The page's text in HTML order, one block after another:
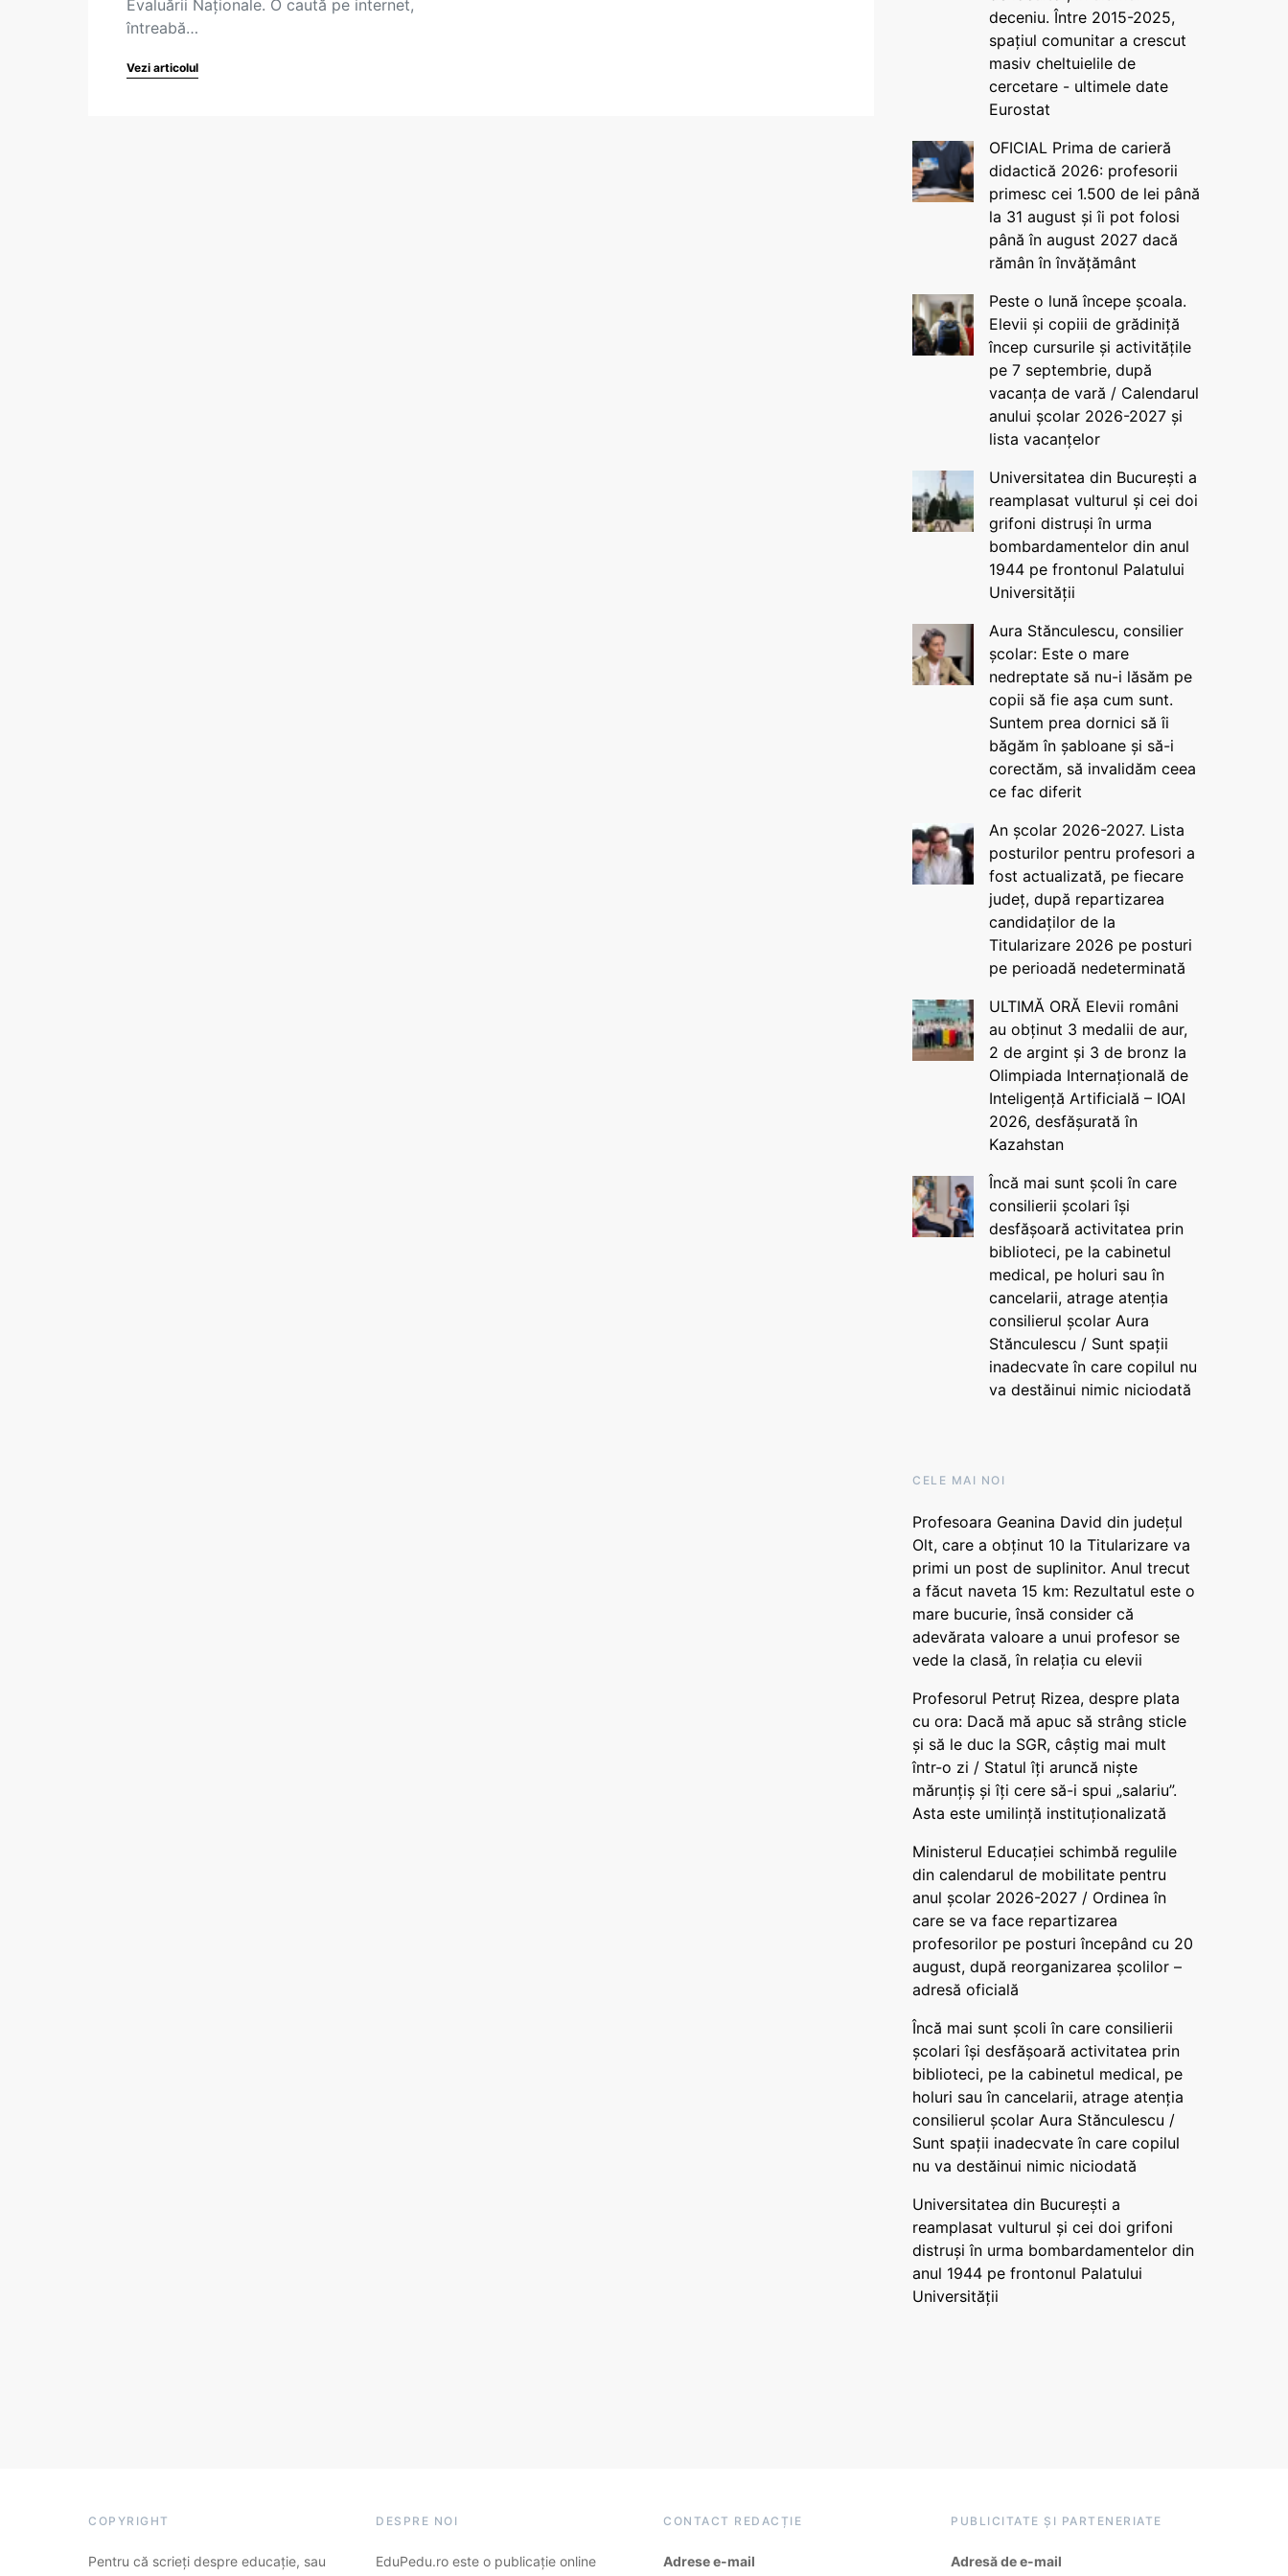
Evaluării Naționale. O caută pe internet,
întreabă…
Vezi articolul
deceniu. Între 2015-2025,
spațiul comunitar a crescut
masiv cheltuielile de
cercetare - ultimele date
Eurostat
OFICIAL Prima de carieră
didactică 2026: profesorii
primesc cei 1.500 de lei până
la 31 august și îi pot folosi
până în august 2027 dacă
rămân în învățământ
Peste o lună începe școala.
Elevii și copiii de grădiniță
încep cursurile și activitățile
pe 7 septembrie, după
vacanța de vară / Calendarul
anului școlar 2026-2027 și
lista vacanțelor
Universitatea din București a
reamplasat vulturul și cei doi
grifoni distruși în urma
bombardamentelor din anul
1944 pe frontonul Palatului
Universității
Aura Stănculescu, consilier
școlar: Este o mare
nedreptate să nu-i lăsăm pe
copii să fie așa cum sunt.
Suntem prea dornici să îi
băgăm în șabloane și să-i
corectăm, să invalidăm ceea
ce fac diferit
An școlar 2026-2027. Lista
posturilor pentru profesori a
fost actualizată, pe fiecare
județ, după repartizarea
candidaților de la
Titularizare 2026 pe posturi
pe perioadă nedeterminată
ULTIMĂ ORĂ Elevii români
au obținut 3 medalii de aur,
2 de argint și 3 de bronz la
Olimpiada Internațională de
Inteligență Artificială – IOAI
2026, desfășurată în
Kazahstan
Încă mai sunt școli în care
consilierii școlari își
desfășoară activitatea prin
biblioteci, pe la cabinetul
medical, pe holuri sau în
cancelarii, atrage atenția
consilierul școlar Aura
Stănculescu / Sunt spații
inadecvate în care copilul nu
va destăinui nimic niciodată
CELE MAI NOI
Profesoara Geanina David din județul
Olt, care a obținut 10 la Titularizare va
primi un post de suplinitor. Anul trecut
a făcut naveta 15 km: Rezultatul este o
mare bucurie, însă consider că
adevărata valoare a unui profesor se
vede la clasă, în relația cu elevii
Profesorul Petruț Rizea, despre plata
cu ora: Dacă mă apuc să strâng sticle
și să le duc la SGR, câștig mai mult
într-o zi / Statul îți aruncă niște
mărunțiș și îți cere să-i spui „salariu”.
Asta este umilință instituționalizată
Ministerul Educației schimbă regulile
din calendarul de mobilitate pentru
anul școlar 2026-2027 / Ordinea în
care se va face repartizarea
profesorilor pe posturi începând cu 20
august, după reorganizarea școlilor –
adresă oficială
Încă mai sunt școli în care consilierii
școlari își desfășoară activitatea prin
biblioteci, pe la cabinetul medical, pe
holuri sau în cancelarii, atrage atenția
consilierul școlar Aura Stănculescu /
Sunt spații inadecvate în care copilul
nu va destăinui nimic niciodată
Universitatea din București a
reamplasat vulturul și cei doi grifoni
distruși în urma bombardamentelor din
anul 1944 pe frontonul Palatului
Universității
COPYRIGHT
Pentru că scrieți despre educație, sau
DESPRE NOI
EduPedu.ro este o publicație online
CONTACT REDACȚIE
Adrese e-mail
PUBLICITATE ȘI PARTENERIATE
Adresă de e-mail